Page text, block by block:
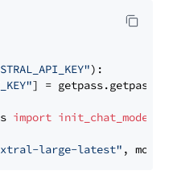
):
] = getpass.getpass(
import init_chat_model
large-latest" ,